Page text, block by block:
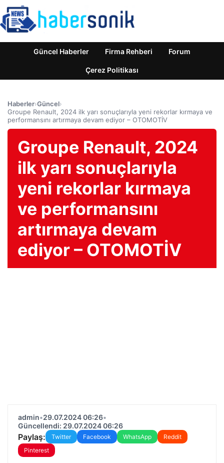
Güncel Haberler Firma Rehberi Forum
Çerez Politikası
Haberler›Güncel›
Groupe Renault, 2024 ilk yarı sonuçlarıyla yeni rekorlar kırmaya ve
performansını artırmaya devam ediyor – OTOMOTİV
Groupe Renault, 2024
ilk yarı sonuçlarıyla
yeni rekorlar kırmaya
ve performansını
artırmaya devam
ediyor – OTOMOTİV
admin•29.07.2024 06:26•
Güncellendi: 29.07.2024 06:26
Paylaş: Twitter Facebook WhatsApp
Reddit
Pinterest